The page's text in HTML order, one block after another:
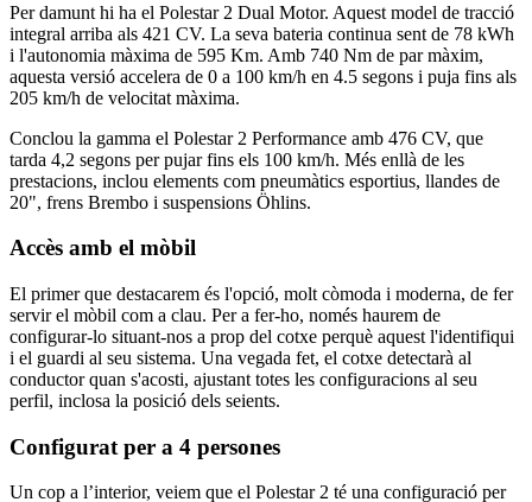
Per damunt hi ha el Polestar 2 Dual Motor. Aquest model de tracció
integral arriba als 421 CV. La seva bateria continua sent de 78 kWh
i l'autonomia màxima de 595 Km. Amb 740 Nm de par màxim,
aquesta versió accelera de 0 a 100 km/h en 4.5 segons i puja fins als
205 km/h de velocitat màxima.
Conclou la gamma el Polestar 2 Performance amb 476 CV, que
tarda 4,2 segons per pujar fins els 100 km/h. Més enllà de les
prestacions, inclou elements com pneumàtics esportius, llandes de
20", frens Brembo i suspensions Öhlins.
Accès amb el mòbil
El primer que destacarem és l'opció, molt còmoda i moderna, de fer
servir el mòbil com a clau. Per a fer-ho, només haurem de
configurar-lo situant-nos a prop del cotxe perquè aquest l'identifiqui
i el guardi al seu sistema. Una vegada fet, el cotxe detectarà al
conductor quan s'acosti, ajustant totes les configuracions al seu
perfil, inclosa la posició dels seients.
Configurat per a 4 persones
Un cop a l’interior, veiem que el Polestar 2 té una configuració per